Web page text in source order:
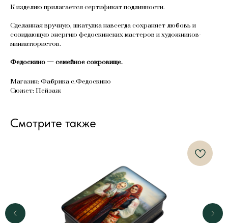
К изделию прилагается сертификат подлинности.
Сделанная вручную, шкатулка навсегда сохраняет любовь и
созидающую энергию федоскинских мастеров и художников-
миниатюристов.
Федоскино — семейное сокровище.
Магазин: Фабрика с.Федоскино
Сюжет: Пейзаж
Смотрите также